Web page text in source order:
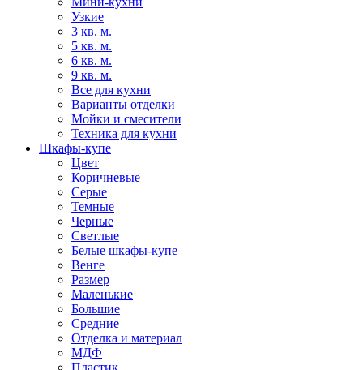
Узкие
3 кв. м.
5 кв. м.
6 кв. м.
9 кв. м.
Все для кухни
Варианты отделки
Мойки и смесители
Техника для кухни
Шкафы-купе
Цвет
Коричневые
Серые
Темные
Черные
Светлые
Белые шкафы-купе
Венге
Размер
Маленькие
Большие
Средние
Отделка и материал
МДФ
Пластик